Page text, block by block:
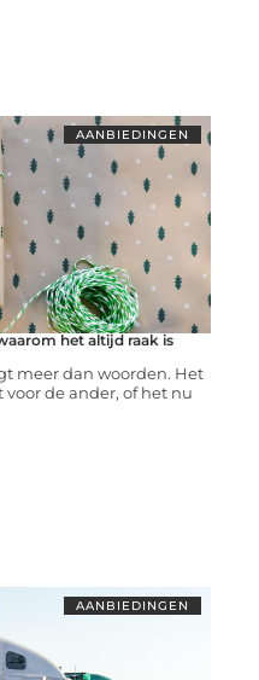
AANBIEDINGEN
het altijd raak is
meer dan woorden. Het
de ander, of het nu
AANBIEDINGEN